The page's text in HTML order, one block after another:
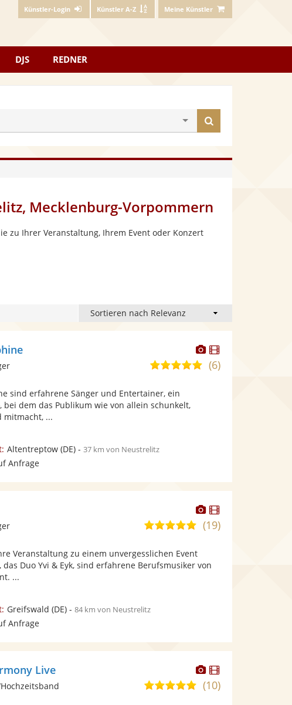
Künstler-Login Künstler A-Z Meine Künstler
DJS REDNER
finden
Mecklenburg-Vorpommern
zu Ihrer Veranstaltung, Ihrem Event oder Konzert
Dieser
Künstler
stellt
Dieser
Künstler
5,0(6)
sind erfahrene Sänger und Entertainer, ein
bei dem das Publikum wie von allein schunkelt,
mitmacht, ...
Altentreptow(DE)- 37 km von Neustrelitz
Anfrage
Dieser
Künstler
stellt
Dieser
Künstler
5,0
5
Sternen
(19)
Veranstaltung zu einem unvergesslichen Event
das Duo Yvi & Eyk, sind erfahrene Berufsmusiker von
...
Greifswald (DE)- 84 km von Neustrelitz
Anfrage
Dieser
Künstler
stellt
Dieser
Künstler
Live
5,0(10)